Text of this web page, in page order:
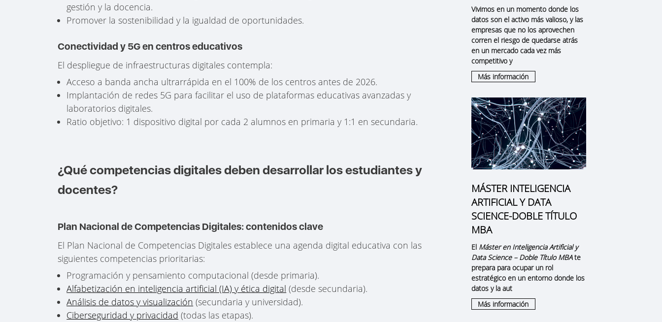
gestión y la docencia.
Promover la sostenibilidad y la igualdad de oportunidades.
Conectividad y 5G en centros educativos
El despliegue de infraestructuras digitales contempla:
Acceso a banda ancha ultrarrápida en el 100% de los centros antes de 2026.
Implantación de redes 5G para facilitar el uso de plataformas educativas avanzadas y
laboratorios digitales.
Ratio objetivo: 1 dispositivo digital por cada 2 alumnos en primaria y 1:1 en secundaria.
¿Qué competencias digitales deben desarrollar los estudiantes y
docentes?
Plan Nacional de Competencias Digitales: contenidos clave
El Plan Nacional de Competencias Digitales establece una agenda digital educativa con las
siguientes competencias prioritarias:
Programación y pensamiento computacional (desde primaria).
Alfabetización en inteligencia artificial (IA) y ética digital (desde secundaria).
Análisis de datos y visualización (secundaria y universidad).
Ciberseguridad y privacidad (todas las etapas).
Vivimos en un momento donde los
datos son el activo más valioso, y las
empresas que no los aprovechen
corren el riesgo de quedarse atrás
en un mercado cada vez más
competitivo y
Más información
MÁSTER INTELIGENCIA
ARTIFICIAL Y DATA
SCIENCE-DOBLE TÍTULO
MBA
El Máster en Inteligencia Artificial y
Data Science – Doble Título MBAte
prepara para ocupar un rol
estratégico en un entorno donde los
datos y la aut
Más información